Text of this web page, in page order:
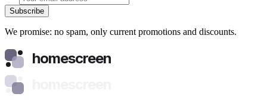
Subscribe
We promise: no spam, only current promotions and discounts.
homescreen